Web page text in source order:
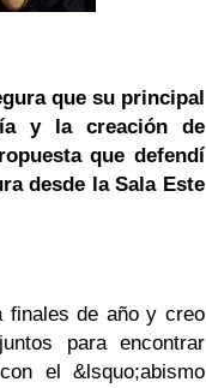
que su principal
y la creación de
que defendí
desde la Sala Este
finales de año y creo
para encontrar
el &lsquo;abismo